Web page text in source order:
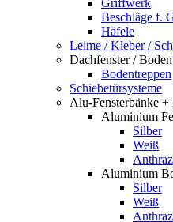
Griffwerk
Beschläge f.
Häfele
Leime / Kleber /
Dachfenster /
Bodentreppen
Schiebetürsysteme
Alu-Fensterbänke +
Aluminium
Silber
Weiß
Aluminium
Silber
Weiß